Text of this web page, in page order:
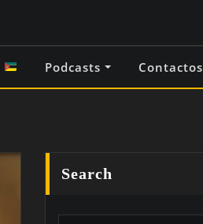
Podcasts Contactos
Search